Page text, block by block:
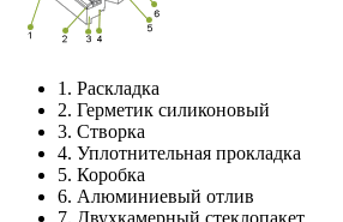
1. Раскладка
2. Герметик силиконовый
3. Створка
4. Уплотнительная прокладка
5. Коробка
6. Алюминиевый отлив